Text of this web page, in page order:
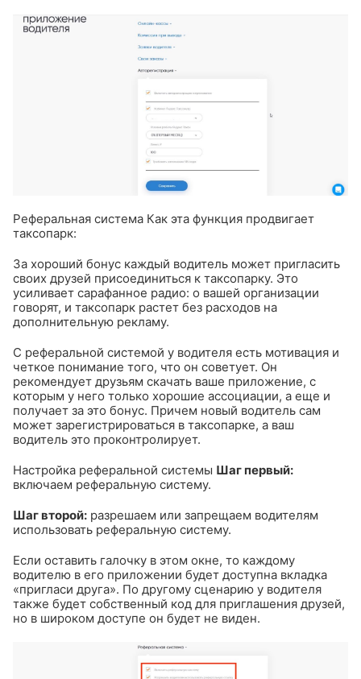
Реферальная система Как эта функция продвигает
таксопарк:
За хороший бонус каждый водитель может пригласить
своих друзей присоединиться к таксопарку. Это
усиливает сарафанное радио: о вашей организации
говорят, и таксопарк растет без расходов на
дополнительную рекламу.
С реферальной системой у водителя есть мотивация и
четкое понимание того, что он советует. Он
рекомендует друзьям скачать ваше приложение, с
которым у него только хорошие ассоциации, а еще и
получает за это бонус. Причем новый водитель сам
может зарегистрироваться в таксопарке, а ваш
водитель это проконтролирует.
Настройка реферальной системы Шаг первый:
включаем реферальную систему.
Шаг второй: разрешаем или запрещаем водителям
использовать реферальную систему.
Если оставить галочку в этом окне, то каждому
водителю в его приложении будет доступна вкладка
«пригласи друга». По другому сценарию у водителя
также будет собственный код для приглашения друзей,
но в широком доступе он будет не виден.